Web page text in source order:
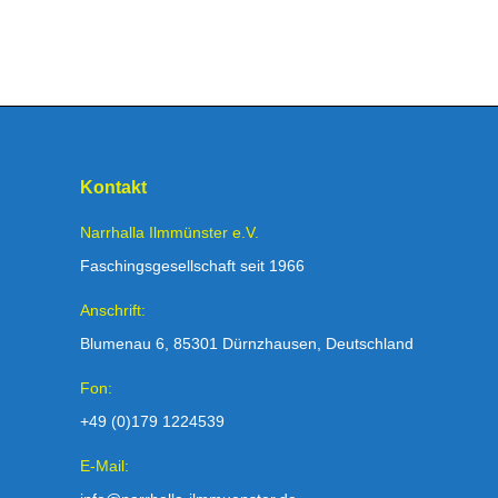
Kontakt
Narrhalla Ilmmünster e.V.
Faschingsgesellschaft seit 1966
Anschrift:
Blumenau 6, 85301 Dürnzhausen, Deutschland
Fon:
+49 (0)179 1224539
E-Mail: